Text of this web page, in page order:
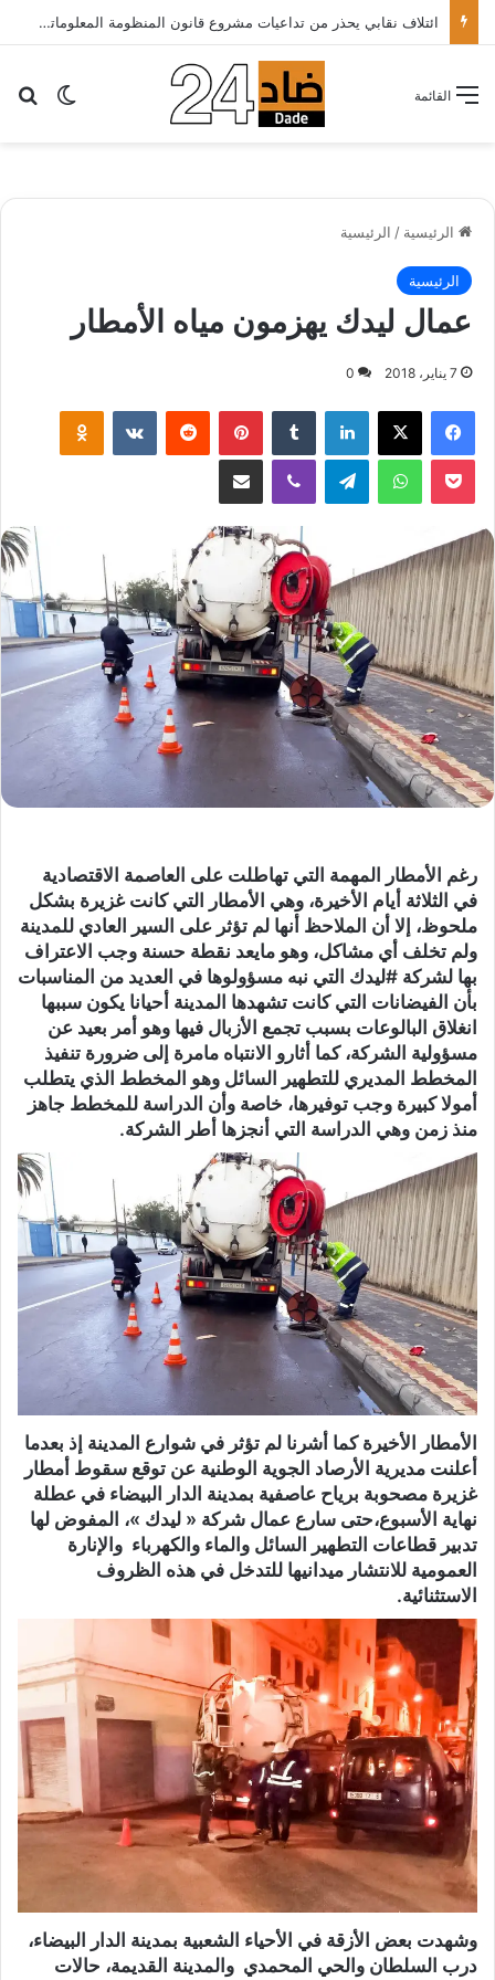
ائتلاف نقابي يحذر من تداعيات مشروع قانون المنظومة المعلوماتية الصحية ويدعو الحكومة إلى إعادة النظر فيه..
الوضع القائمة
الرئيسية / الرئيسية
الرئيسية
عمال ليدك يهزمون مياه الأمطار
7 يناير، 2018 0
لينكدإن بينتيريست
واتساب
رغم الأمطار المهمة التي تهاطلت على العاصمة الاقتصادية
في الثلاثة أيام الأخيرة، وهي الأمطار التي كانت غزيرة بشكل
ملحوظ، إلا أن الملاحظ أنها لم تؤثر على السير العادي للمدينة
ولم تخلف أي مشاكل، وهو مايعد نقطة حسنة وجب الاعتراف
بها لشركة #ليدك التي نبه مسؤولوها في العديد من المناسبات
بأن الفيضانات التي كانت تشهدها المدينة أحيانا يكون سببها
انغلاق البالوعات بسبب تجمع الأزبال فيها وهو أمر بعيد عن
مسؤولية الشركة، كما أثارو الانتباه مامرة إلى ضرورة تنفيذ
المخطط المديري للتطهير السائل وهو المخطط الذي يتطلب
أمولا كبيرة وجب توفيرها، خاصة وأن الدراسة للمخطط جاهز
منذ زمن وهي الدراسة التي أنجزها أطر الشركة.
الأمطار الأخيرة كما أشرنا لم تؤثر في شوارع المدينة إذ بعدما
أعلنت مديرية الأرصاد الجوية الوطنية عن توقع سقوط أمطار
غزيرة مصحوبة برياح عاصفية بمدينة الدار البيضاء في عطلة
نهاية الأسبوع،حتى سارع عمال شركة « ليدك »، المفوض لها
تدبير قطاعات التطهير السائل والماء والكهرباء والإنارة
العمومية للانتشار ميدانيها للتدخل في هذه الظروف
الاستثنائية.
وشهدت بعض الأزقة في الأحياء الشعبية بمدينة الدار البيضاء،
درب السلطان والحي المحمدي والمدينة القديمة، حالات